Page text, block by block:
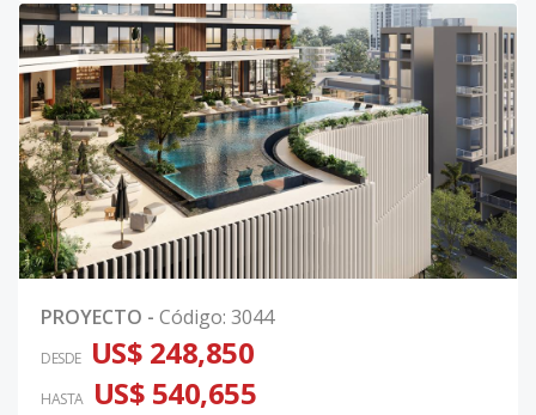
PROYECTO - Código: 3044
DESDE US$ 248,850
HASTA US$ 540,655